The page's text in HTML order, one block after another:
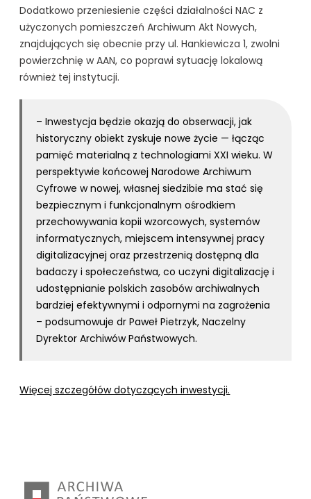
Dodatkowo przeniesienie części działalności NAC z
użyczonych pomieszczeń Archiwum Akt Nowych,
znajdujących się obecnie przy ul. Hankiewicza 1, zwolni
powierzchnię w AAN, co poprawi sytuację lokalową
również tej instytucji.
– Inwestycja będzie okazją do obserwacji, jak
historyczny obiekt zyskuje nowe życie — łącząc
pamięć materialną z technologiami XXI wieku. W
perspektywie końcowej Narodowe Archiwum
Cyfrowe w nowej, własnej siedzibie ma stać się
bezpiecznym i funkcjonalnym ośrodkiem
przechowywania kopii wzorcowych, systemów
informatycznych, miejscem intensywnej pracy
digitalizacyjnej oraz przestrzenią dostępną dla
badaczy i społeczeństwa, co uczyni digitalizację i
udostępnianie polskich zasobów archiwalnych
bardziej efektywnymi i odpornymi na zagrożenia
– podsumowuje dr Paweł Pietrzyk, Naczelny
Dyrektor Archiwów Państwowych.
Więcej szczegółów dotyczących inwestycji.